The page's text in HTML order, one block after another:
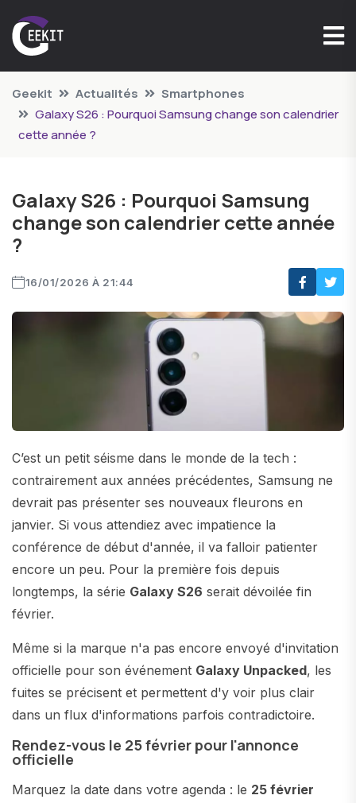
Geekit Actualités
Smartphones
Galaxy S26 : Pourquoi Samsung change son calendrier
cette année ?
Galaxy S26 : Pourquoi Samsung
change son calendrier cette année
?
16/01/2026 À 21:44
C’est un petit séisme dans le monde de la tech :
contrairement aux années précédentes, Samsung ne
devrait pas présenter ses nouveaux fleurons en
janvier. Si vous attendiez avec impatience la
conférence de début d'année, il va falloir patienter
encore un peu. Pour la première fois depuis
longtemps, la série Galaxy S26 serait dévoilée fin
février.
Même si la marque n'a pas encore envoyé d'invitation
officielle pour son événement Galaxy Unpacked, les
fuites se précisent et permettent d'y voir plus clair
dans un flux d'informations parfois contradictoire.
Rendez-vous le 25 février pour l'annonce
officielle
Marquez la date dans votre agenda : le 25 février